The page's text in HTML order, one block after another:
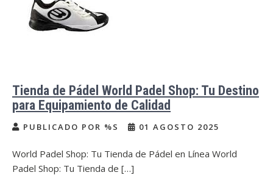
Tienda de Pádel World Padel Shop: Tu Destino
para Equipamiento de Calidad
PUBLICADO POR %S 01 AGOSTO 2025
World Padel Shop: Tu Tienda de Pádel en Línea World
Padel Shop: Tu Tienda de […]